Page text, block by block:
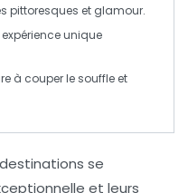
pittoresques et glamour.
unique
à couper le souffle et
se
et leurs